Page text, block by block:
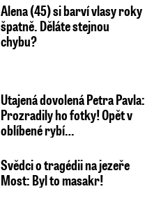
Alena (45) si barví vlasy roky
špatně. Děláte stejnou
chybu?
Utajená dovolená Petra Pavla:
Prozradily ho fotky! Opět v
oblíbené rybí…
Svědci o tragédii na jezeře
Most: Byl to masakr!